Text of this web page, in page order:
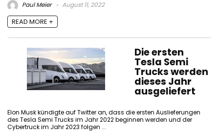
Paul Meier
August 11, 2022
READ MORE +
Die ersten
Tesla Semi
Trucks werden
dieses Jahr
ausgeliefert
Elon Musk kündigte auf Twitter an, dass die ersten Auslieferungen
des Tesla Semi Trucks im Jahr 2022 beginnen werden und der
Cybertruck im Jahr 2023 folgen ...